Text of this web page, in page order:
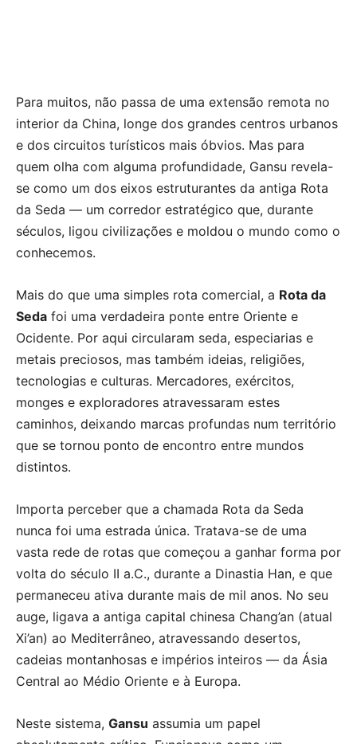
Ficha Técnica
Para muitos, não passa de uma extensão remota no
interior da China, longe dos grandes centros urbanos
e dos circuitos turísticos mais óbvios. Mas para
quem olha com alguma profundidade, Gansu revela-
se como um dos eixos estruturantes da antiga Rota
da Seda — um corredor estratégico que, durante
séculos, ligou civilizações e moldou o mundo como o
conhecemos.
Mais do que uma simples rota comercial, a Rota da
Seda foi uma verdadeira ponte entre Oriente e
Ocidente. Por aqui circularam seda, especiarias e
metais preciosos, mas também ideias, religiões,
tecnologias e culturas. Mercadores, exércitos,
monges e exploradores atravessaram estes
caminhos, deixando marcas profundas num território
que se tornou ponto de encontro entre mundos
distintos.
Importa perceber que a chamada Rota da Seda
nunca foi uma estrada única. Tratava-se de uma
vasta rede de rotas que começou a ganhar forma por
volta do século II a.C., durante a Dinastia Han, e que
permaneceu ativa durante mais de mil anos. No seu
auge, ligava a antiga capital chinesa Chang’an (atual
Xi’an) ao Mediterrâneo, atravessando desertos,
cadeias montanhosas e impérios inteiros — da Ásia
Central ao Médio Oriente e à Europa.
Neste sistema, Gansu assumia um papel